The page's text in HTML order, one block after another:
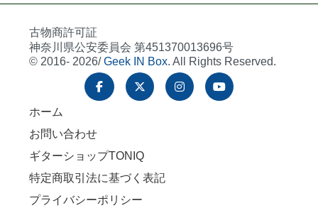
古物商許可証
神奈川県公安委員会 第451370013696号
© 2016- 2026/Geek IN Box. All Rights Reserved.
ホーム
お問い合わせ
ギターショップTONIQ
特定商取引法に基づく表記
プライバシーポリシー